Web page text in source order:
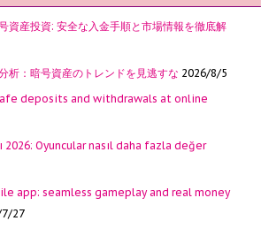
資産投資: 安全な入金手順と市場情報を徹底解
析：暗号資産のトレンドを見逃すな 2026/8/5
deposits and withdrawals at online
2026: Oyuncular nasıl daha fazla değer
app: seamless gameplay and real money
27